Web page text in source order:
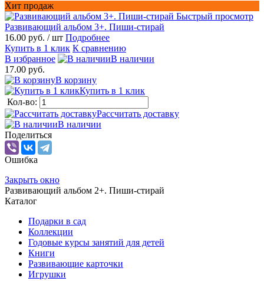
Хит продаж
Быстрый просмотр
Развивающий альбом 3+. Пиши-стирай
16.00 руб. / шт Подробнее
Купить в 1 клик К сравнению
В избранное
В наличии
17.00 руб.
В корзину
Купить в 1 клик
Кол-во:
Рассчитать доставку
В наличии
Поделиться
Ошибка
Закрыть окно
Развивающий альбом 2+. Пиши-стирай
Каталог
Подарки в сад
Коллекции
Годовые курсы занятий для детей
Книги
Развивающие карточки
Игрушки